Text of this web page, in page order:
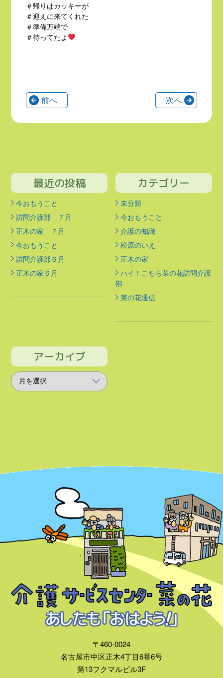
＃帰りはカッキーが
＃迎えに来てくれた
＃準備万端で
＃待ってたよ
前へ 次へ
最近の投稿
今おもうこと
訪問介護部 ７月
正木の家 ７月
今おもうこと
訪問介護部６月
正木の家６月
カテゴリー
未分類
今おもうこと
介護の知識
松原のいえ
正木の家
ハイ！こちら菜の花訪問介護
部
菜の花通信
アーカイブ
〒460-0024
名古屋市中区正木4丁目6番6号
第13フクマルビル3F